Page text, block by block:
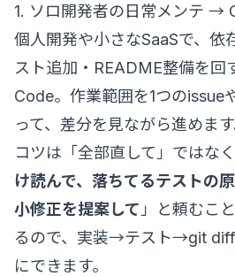
1. ソロ開発者の日常メンテ →
個人開発や小さなSaaSで、依
スト追加・README整備を回
Code。作業範囲を1つのissue
って、差分を見ながら進めます
コツは「全部直して」ではな
け読んで、落ちてるテストの
小修正を提案して 」と頼むこ
るので、実装→テスト→git
にできます。